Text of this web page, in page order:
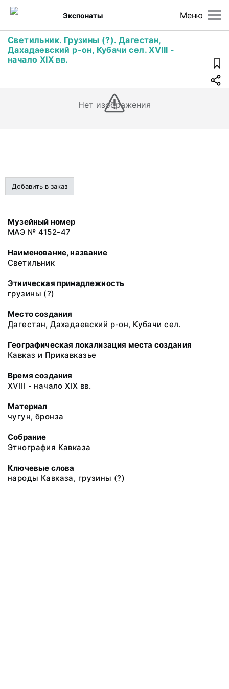
Меню
Экспонаты
Светильник. Грузины (?). Дагестан,
Дахадаевский р-он, Кубачи сел. XVIII -
начало XIX вв.
Нет изображения
Добавить в заказ
Музейный номер
МАЭ № 4152-47
Наименование, название
Светильник
Этническая принадлежность
грузины (?)
Место создания
Дагестан, Дахадаевский р-он, Кубачи сел.
Географическая локализация места создания
Кавказ и Прикавказье
Время создания
XVIII - начало XIX вв.
Материал
чугун, бронза
Собрание
Этнография Кавказа
Ключевые слова
народы Кавказа, грузины (?)